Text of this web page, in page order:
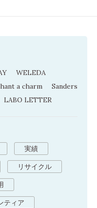
WELEDA
a charm
Sanders
LABO LETTER
実績
リサイクル
ティア